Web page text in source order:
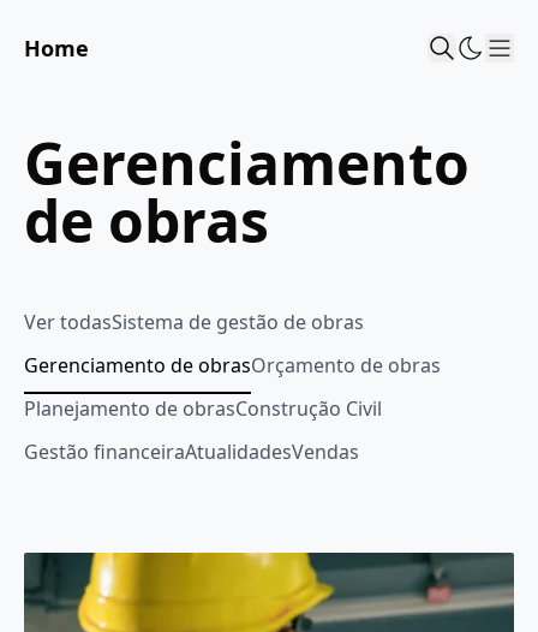
Home
Gerenciamento
de obras
Ver todas Sistema de gestão de obras
Gerenciamento de obras
Orçamento de obras
Planejamento de obras Construção Civil
Gestão financeira Atualidades Vendas